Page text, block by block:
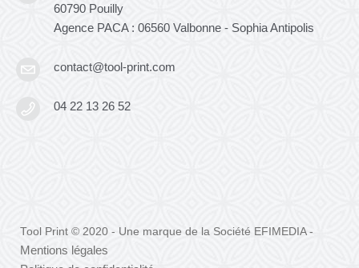
60790 Pouilly
Agence PACA : 06560 Valbonne - Sophia Antipolis
contact@tool-print.com
04 22 13 26 52
Tool Print © 2020 - Une marque de la Société EFIMEDIA -
Mentions légales